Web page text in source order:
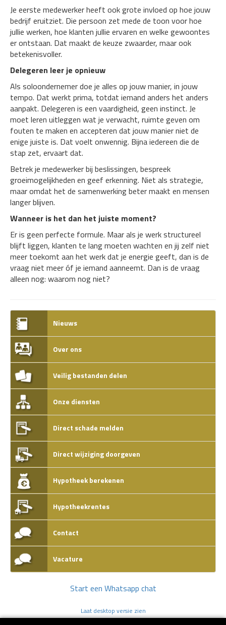
Je eerste medewerker heeft ook grote invloed op hoe jouw
bedrijf eruitziet. Die persoon zet mede de toon voor hoe
jullie werken, hoe klanten jullie ervaren en welke gewoontes
er ontstaan. Dat maakt de keuze zwaarder, maar ook
betekenisvoller.
Delegeren leer je opnieuw
Als soloondernemer doe je alles op jouw manier, in jouw
tempo. Dat werkt prima, totdat iemand anders het anders
aanpakt. Delegeren is een vaardigheid, geen instinct. Je
moet leren uitleggen wat je verwacht, ruimte geven om
fouten te maken en accepteren dat jouw manier niet de
enige juiste is. Dat voelt onwennig. Bijna iedereen die de
stap zet, ervaart dat.
Betrek je medewerker bij beslissingen, bespreek
groeimogelijkheden en geef erkenning. Niet als strategie,
maar omdat het de samenwerking beter maakt en mensen
langer blijven.
Wanneer is het dan het juiste moment?
Er is geen perfecte formule. Maar als je werk structureel
blijft liggen, klanten te lang moeten wachten en jij zelf niet
meer toekomt aan het werk dat je energie geeft, dan is de
vraag niet meer óf je iemand aanneemt. Dan is de vraag
alleen nog: waarom nog niet?
Nieuws
Over ons
Veilig bestanden delen
Onze diensten
Direct schade melden
Direct wijziging doorgeven
Hypotheek berekenen
Hypotheekrentes
Contact
Vacature
Start een Whatsapp chat
Laat desktop versie zien